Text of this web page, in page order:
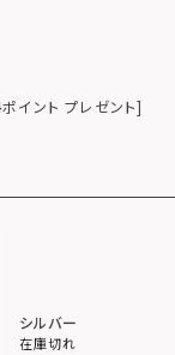
ポイント プレゼント
シルバー
在庫切れ